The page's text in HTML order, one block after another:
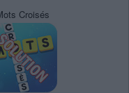
Croisés